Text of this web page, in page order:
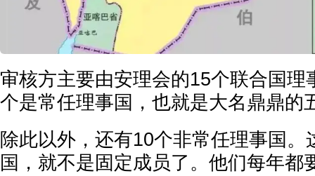
审核方主要由安理会的15个联合国理
个是常任理事国，也就是大名鼎鼎的
除此以外，还有10个非常任理事国。
国，就不是固定成员了。他们每年都